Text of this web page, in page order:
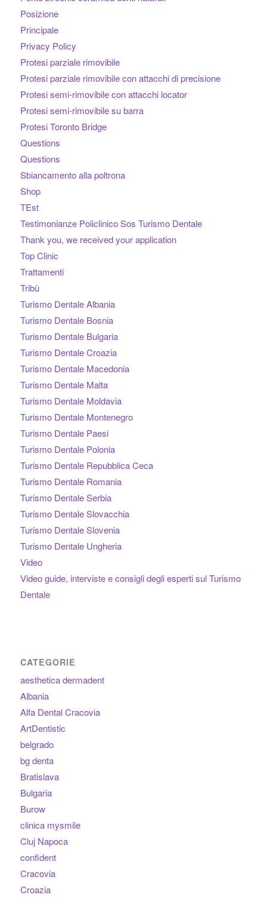
Posizione
Principale
Privacy Policy
Protesi parziale rimovibile
Protesi parziale rimovibile con attacchi di precisione
Protesi semi-rimovibile con attacchi locator
Protesi semi-rimovibile su barra
Protesi Toronto Bridge
Questions
Questions
Sbiancamento alla poltrona
Shop
TEst
Testimonianze Policlinico Sos Turismo Dentale
Thank you, we received your application
Top Clinic
Trattamenti
Tribù
Turismo Dentale Albania
Turismo Dentale Bosnia
Turismo Dentale Bulgaria
Turismo Dentale Croazia
Turismo Dentale Macedonia
Turismo Dentale Malta
Turismo Dentale Moldavia
Turismo Dentale Montenegro
Turismo Dentale Paesi
Turismo Dentale Polonia
Turismo Dentale Repubblica Ceca
Turismo Dentale Romania
Turismo Dentale Serbia
Turismo Dentale Slovacchia
Turismo Dentale Slovenia
Turismo Dentale Ungheria
Video
Video guide, interviste e consigli degli esperti sul Turismo
Dentale
CATEGORIE
aesthetica dermadent
Albania
Alfa Dental Cracovia
ArtDentistic
belgrado
bg denta
Bratislava
Bulgaria
Burow
clinica mysmile
Cluj Napoca
confident
Cracovia
Croazia